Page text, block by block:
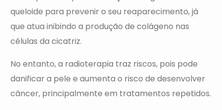
queloide para prevenir o seu reaparecimento, já
que atua inibindo a produção de colágeno nas
células da cicatriz.
No entanto, a radioterapia traz riscos, pois pode
danificar a pele e aumenta o risco de desenvolver
câncer, principalmente em tratamentos repetidos.